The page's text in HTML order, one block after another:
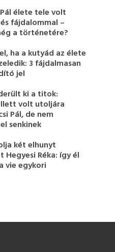
élete tele volt
fájdalommal –
a történetére?
ha a kutyád az élete
3 fájdalmasan
jel
ki a titok:
volt utoljára
Pál, de nem
senkinek
két elhunyt
Hegyesi Réka: így él
vie egykori